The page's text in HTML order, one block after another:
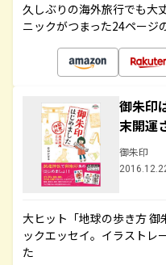
久しぶりの海外旅行でも大
ニックがつまった24ページ
御朱印
末開運
御朱印
大ヒット「地球の歩き方 御
ックエッセイ。イラストレ
た